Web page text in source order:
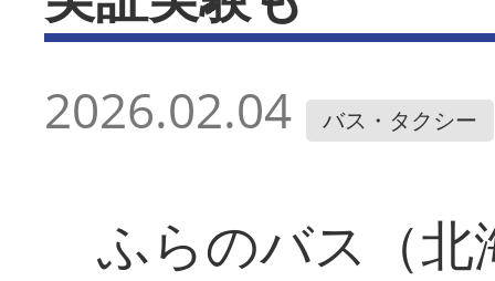
2026.02.04 バス・タクシー
ふらのバス（北